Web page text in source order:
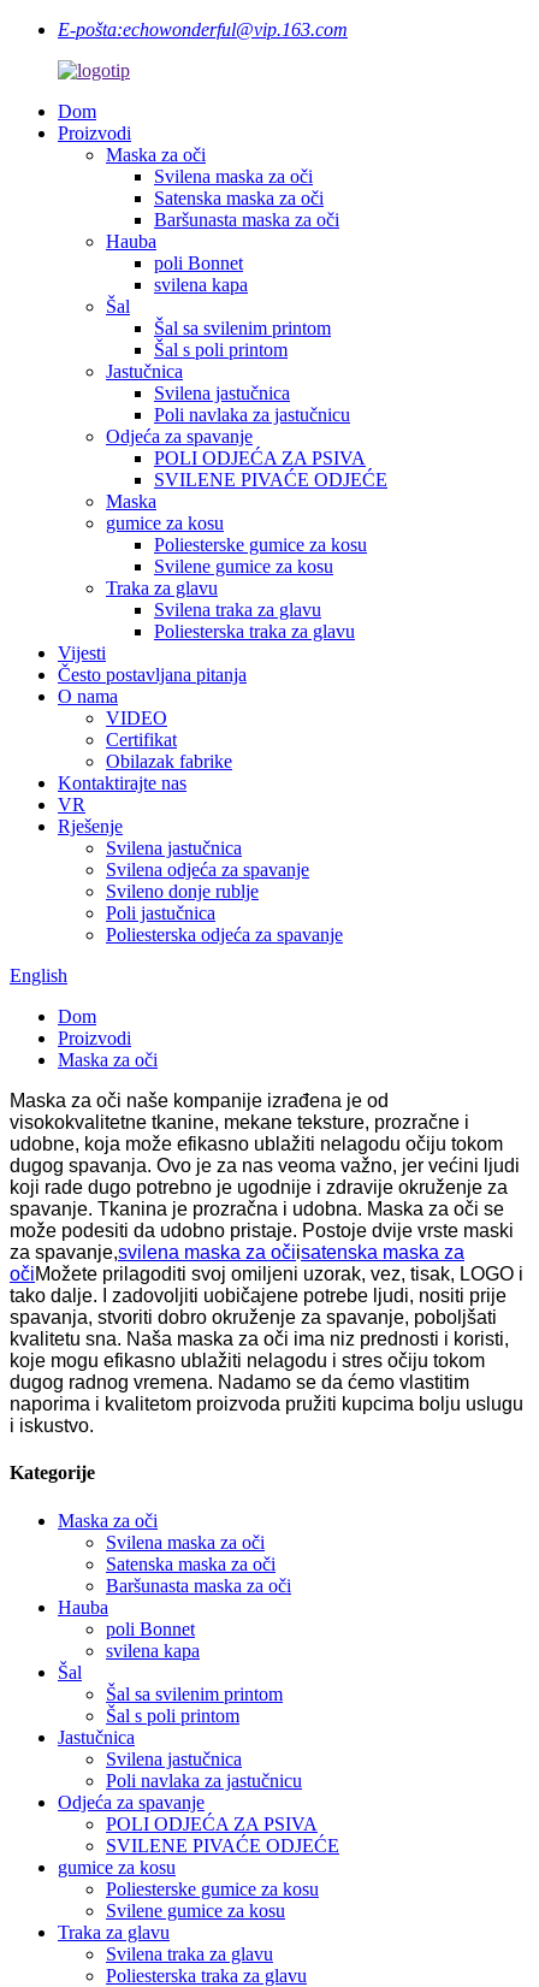
E-pošta:echowonderful@vip.163.com
Dom
Proizvodi
Maska za oči
Svilena maska ​​za oči
Satenska maska ​​za oči
Baršunasta maska ​​za oči
Hauba
poli Bonnet
svilena kapa
Šal
Šal sa svilenim printom
Šal s poli printom
Jastučnica
Svilena jastučnica
Poli navlaka za jastučnicu
Odjeća za spavanje
POLI ODJEĆA ZA PSIVA
SVILENE PIVAĆE ODJEĆE
Maska
gumice za kosu
Poliesterske gumice za kosu
Svilene gumice za kosu
Traka za glavu
Svilena traka za glavu
Poliesterska traka za glavu
Vijesti
Često postavljana pitanja
O nama
VIDEO
Certifikat
Obilazak fabrike
Kontaktirajte nas
VR
Rješenje
Svilena jastučnica
Svilena odjeća za spavanje
Svileno donje rublje
Poli jastučnica
Poliesterska odjeća za spavanje
English
Dom
Proizvodi
Maska za oči
Maska za oči naše kompanije izrađena je od
visokokvalitetne tkanine, mekane teksture, prozračne i
udobne, koja može efikasno ublažiti nelagodu očiju tokom
dugog spavanja. Ovo je za nas veoma važno, jer većini ljudi
koji rade dugo potrebno je ugodnije i zdravije okruženje za
spavanje. Tkanina je prozračna i udobna. Maska za oči se
može podesiti da udobno pristaje. Postoje dvije vrste maski
za spavanje,svilena maska ​​za očiisatenska maska ​​za
očiMožete prilagoditi svoj omiljeni uzorak, vez, tisak, LOGO i
tako dalje. I zadovoljiti uobičajene potrebe ljudi, nositi prije
spavanja, stvoriti dobro okruženje za spavanje, poboljšati
kvalitetu sna. Naša maska ​​za oči ima niz prednosti i koristi,
koje mogu efikasno ublažiti nelagodu i stres očiju tokom
dugog radnog vremena. Nadamo se da ćemo vlastitim
naporima i kvalitetom proizvoda pružiti kupcima bolju uslugu
i iskustvo.
Kategorije
Maska za oči
Svilena maska ​​za oči
Satenska maska ​​za oči
Baršunasta maska ​​za oči
Hauba
poli Bonnet
svilena kapa
Šal
Šal sa svilenim printom
Šal s poli printom
Jastučnica
Svilena jastučnica
Poli navlaka za jastučnicu
Odjeća za spavanje
POLI ODJEĆA ZA PSIVA
SVILENE PIVAĆE ODJEĆE
gumice za kosu
Poliesterske gumice za kosu
Svilene gumice za kosu
Traka za glavu
Svilena traka za glavu
Poliesterska traka za glavu